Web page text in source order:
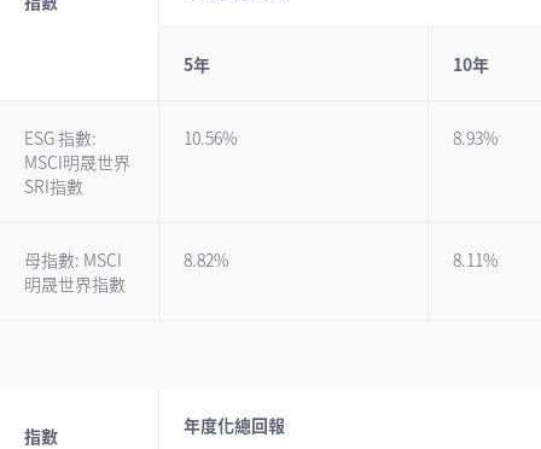
5年 10年
ESG 指數:
MSCI明晟世界
SRI指數
10.56% 8.93%
母指數: MSCI
明晟世界指數
8.82% 8.11%
指數 年度化總回報